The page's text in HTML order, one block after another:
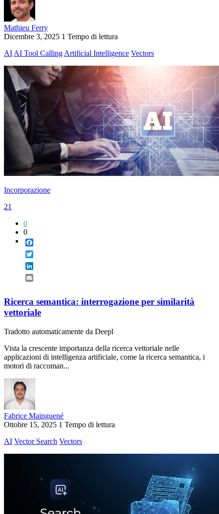
Mathieu Ferry
Dicembre 3, 2025 1 Tempo di lettura
AI AI Tool Calling Artificial Intelligence Vectors
Incorporazione
21
0
0
Ricerca semantica: interrogazione per similarità
vettoriale
Tradotto automaticamente da Deepl
Vista la crescente importanza della ricerca vettoriale nelle
applicazioni di intelligenza artificiale, come la ricerca semantica, i
motori di raccoman...
Fabrice Mainguené
Ottobre 15, 2025 1 Tempo di lettura
AI Vector Search Vectors